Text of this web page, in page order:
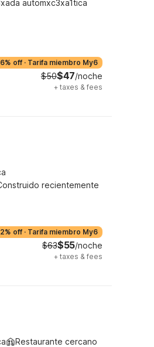
automxc3xa1tica
6% off · Tarifa miembro My6
$50$47/noche
+ taxes & fees
recientemente
off · Tarifa miembro My6
$63$55/noche
+ taxes & fees
Restaurante cercano